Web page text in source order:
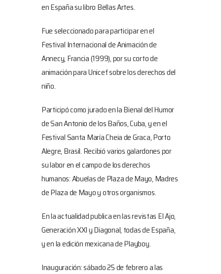
en España su libro Bellas Artes.
Fue seleccionado para participar en el
Festival Internacional de Animación de
Annecy, Francia (1999), por su corto de
animación para Unicef sobre los derechos del
niño.
Participó como jurado en la Bienal del Humor
de San Antonio de los Baños, Cuba, y en el
Festival Santa María Cheia de Graca, Porto
Alegre, Brasil. Recibió varios galardones por
su labor en el campo de los derechos
humanos: Abuelas de Plaza de Mayo, Madres
de Plaza de Mayo y otros organismos.
En la actualidad publica en las revistas El Ajo,
Generación XXI y Diagonal, todas de España,
y en la edición mexicana de Playboy.
Inauguración: sábado 25 de febrero a las